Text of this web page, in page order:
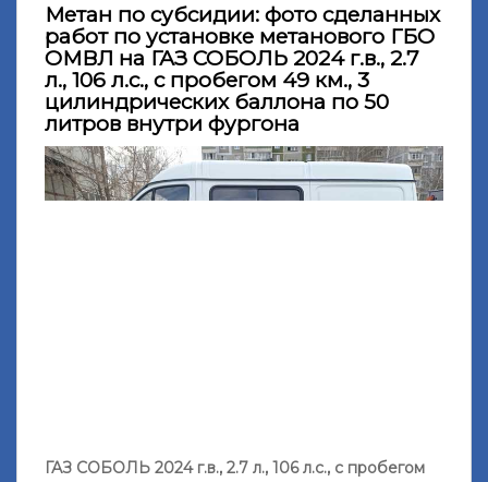
Метан по субсидии: фото сделанных
работ по установке метанового ГБО
ОМВЛ на ГАЗ СОБОЛЬ 2024 г.в., 2.7
л., 106 л.с., с пробегом 49 км., 3
цилиндрических баллона по 50
литров внутри фургона
ГАЗ СОБОЛЬ 2024 г.в., 2.7 л., 106 л.с., с пробегом